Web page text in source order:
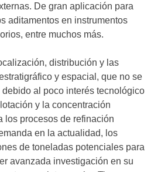
De gran aplicación para
aditamentos en instrumentos
entre muchos más.
distribución y las
y espacial, que no se
al poco interés tecnológico
y la concentración
los procesos de refinación
en la actualidad, los
de toneladas potenciales para
avanzada investigación en su